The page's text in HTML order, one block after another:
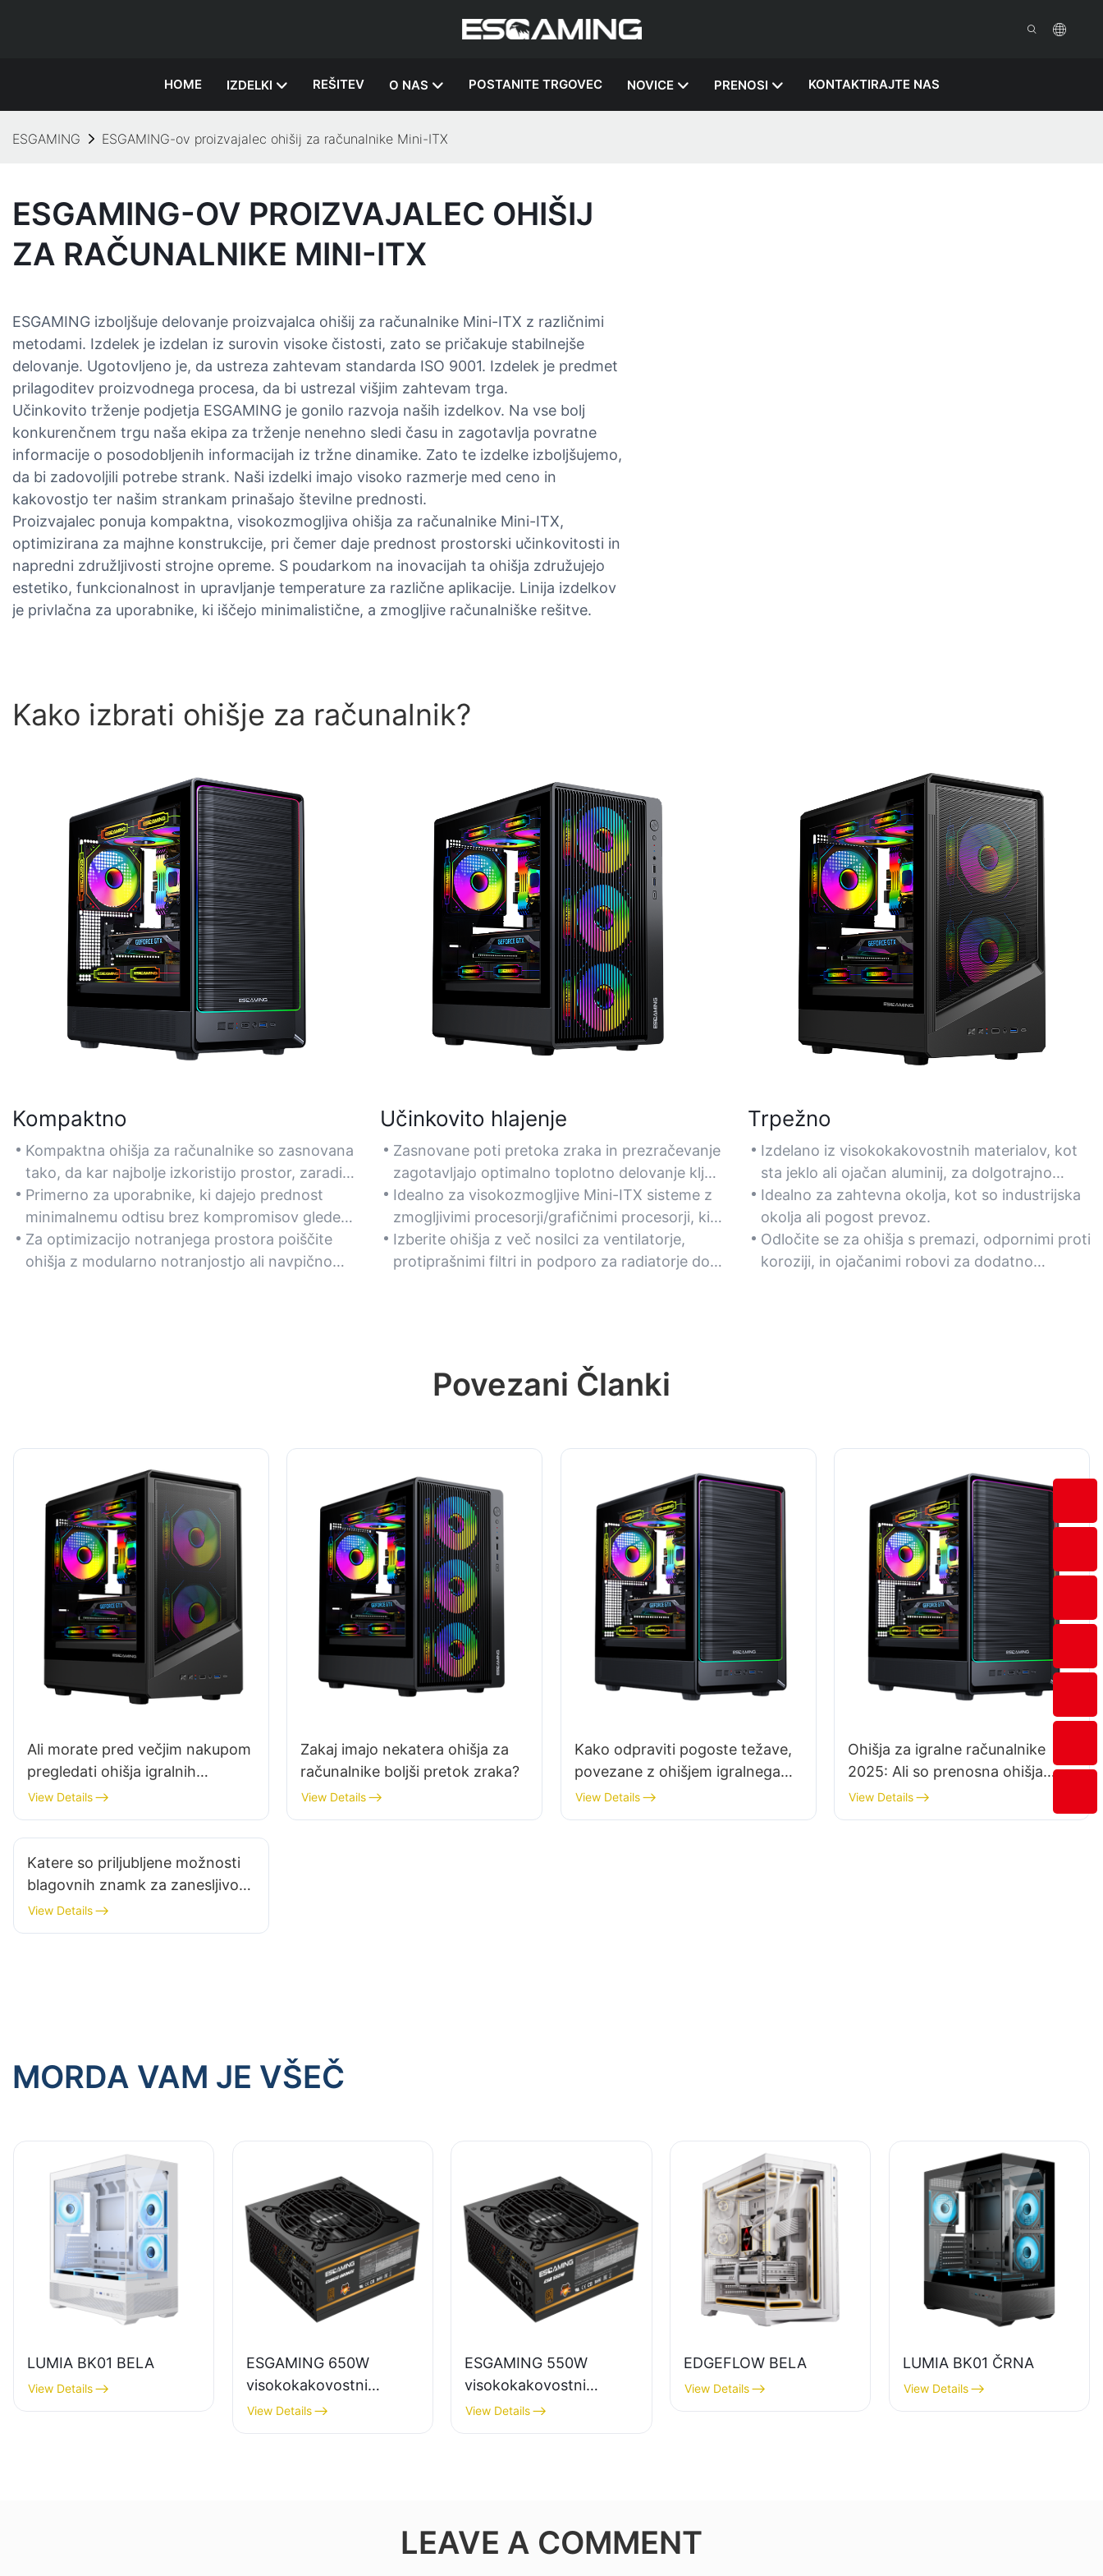
HOME IZDELKI REŠITEV O NAS POSTANITE TRGOVEC NOVICE PRENOSI KONTAKTIRAJTE NAS
ESGAMING ESGAMING-ov proizvajalec ohišij za računalnike Mini-ITX
ESGAMING-OV PROIZVAJALEC OHIŠIJ
ZA RAČUNALNIKE MINI-ITX
ESGAMING izboljšuje delovanje proizvajalca ohišij za računalnike Mini-ITX z različnimi
metodami. Izdelek je izdelan iz surovin visoke čistosti, zato se pričakuje stabilnejše
delovanje. Ugotovljeno je, da ustreza zahtevam standarda ISO 9001. Izdelek je predmet
prilagoditev proizvodnega procesa, da bi ustrezal višjim zahtevam trga.
Učinkovito trženje podjetja ESGAMING je gonilo razvoja naših izdelkov. Na vse bolj
konkurenčnem trgu naša ekipa za trženje nenehno sledi času in zagotavlja povratne
informacije o posodobljenih informacijah iz tržne dinamike. Zato te izdelke izboljšujemo,
da bi zadovoljili potrebe strank. Naši izdelki imajo visoko razmerje med ceno in
kakovostjo ter našim strankam prinašajo številne prednosti.
Proizvajalec ponuja kompaktna, visokozmogljiva ohišja za računalnike Mini-ITX,
optimizirana za majhne konstrukcije, pri čemer daje prednost prostorski učinkovitosti in
napredni združljivosti strojne opreme. S poudarkom na inovacijah ta ohišja združujejo
estetiko, funkcionalnost in upravljanje temperature za različne aplikacije. Linija izdelkov
je privlačna za uporabnike, ki iščejo minimalistične, a zmogljive računalniške rešitve.
Kako izbrati ohišje za računalnik?
Kompaktno
Kompaktna ohišja za računalnike so zasnovana
tako, da kar najbolje izkoristijo prostor, zaradi
česar so idealna za majhne mize, domače kino
ali prenosne sisteme.
Primerno za uporabnike, ki dajejo prednost
minimalnemu odtisu brez kompromisov glede
združljivosti strojne opreme z matičnimi
ploščami Mini-ITX.
Za optimizacijo notranjega prostora poiščite
ohišja z modularno notranjostjo ali navpično
Učinkovito hlajenje
Zasnovane poti pretoka zraka in prezračevanje
zagotavljajo optimalno toplotno delovanje kljub
kompaktni velikosti.
Idealno za visokozmogljive Mini-ITX sisteme z
zmogljivimi procesorji/grafičnimi procesorji, ki
zahtevajo robustno odvajanje toplote.
Izberite ohišja z več nosilci za ventilatorje,
protiprašnimi filtri in podporo za radiatorje do
Trpežno
Izdelano iz visokokakovostnih materialov, kot
sta jeklo ali ojačan aluminij, za dolgotrajno
vzdržljivost.
Idealno za zahtevna okolja, kot so industrijska
okolja ali pogost prevoz.
Odločite se za ohišja s premazi, odpornimi proti
koroziji, in ojačanimi robovi za dodatno
Povezani Članki
Ali morate pred večjim nakupom
pregledati ohišja igralnih
računalnikov?
View Details
Zakaj imajo nekatera ohišja za
računalnike boljši pretok zraka?
View Details
Kako odpraviti pogoste težave,
povezane z ohišjem igralnega
računalnika
View Details
Ohišja za igralne računalnike
2025: Ali so prenosna ohišja
dobra možnost za igralce na
poti?
View Details
Katere so priljubljene možnosti
blagovnih znamk za zanesljivo
ohišje za igralni računalnik?
View Details
MORDA VAM JE VŠEČ
LUMIA BK01 BELA
View Details
ESGAMING 650W
visokokakovostni
napajalniki za namizne
računalnike s polnim
View Details
ESGAMING 550W
visokokakovostni
napajalniki za namizne
računalnike z
View Details
EDGEFLOW BELA
View Details
LUMIA BK01 ČRNA
View Details
LEAVE A COMMENT